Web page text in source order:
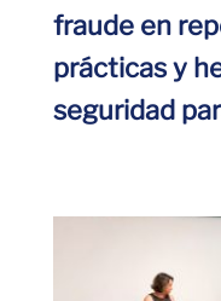
fraude en
prácticas y
seguridad